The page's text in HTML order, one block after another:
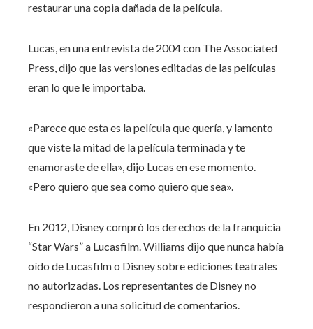
restaurar una copia dañada de la película.
Lucas, en una entrevista de 2004 con The Associated
Press, dijo que las versiones editadas de las películas
eran lo que le importaba.
«Parece que esta es la película que quería, y lamento
que viste la mitad de la película terminada y te
enamoraste de ella», dijo Lucas en ese momento.
«Pero quiero que sea como quiero que sea».
En 2012, Disney compró los derechos de la franquicia
“Star Wars” a Lucasfilm. Williams dijo que nunca había
oído de Lucasfilm o Disney sobre ediciones teatrales
no autorizadas. Los representantes de Disney no
respondieron a una solicitud de comentarios.